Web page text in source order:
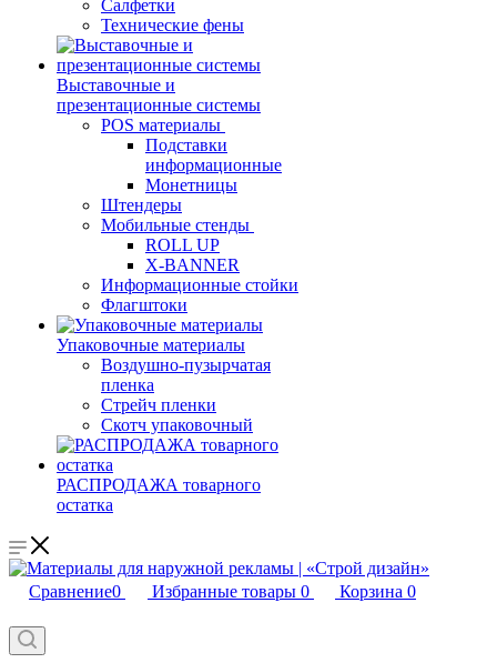
Салфетки
Технические фены
Выставочные и
презентационные системы
POS материалы
Подставки
информационные
Монетницы
Штендеры
Мобильные стенды
ROLL UP
X-BANNER
Информационные стойки
Флагштоки
Упаковочные материалы
Воздушно-пузырчатая
пленка
Стрейч пленки
Скотч упаковочный
РАСПРОДАЖА товарного
остатка
Сравнение0 Избранные товары 0 Корзина 0